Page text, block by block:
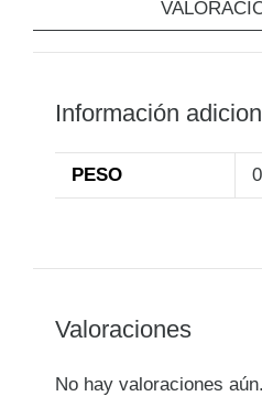
Información
PESO
Valoraciones
No hay valoraciones aún.